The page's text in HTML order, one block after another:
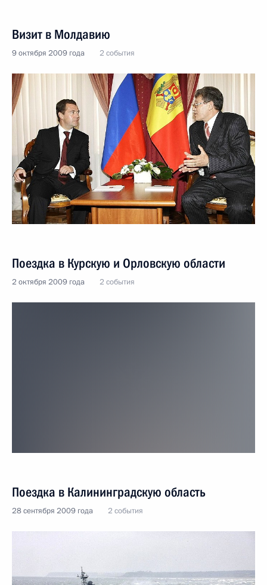
Визит в Молдавию
9 октября 2009 года 2 события
Поездка в Курскую и Орловскую области
2 октября 2009 года 2 события
Поездка в Калининградскую область
28 сентября 2009 года 2 события